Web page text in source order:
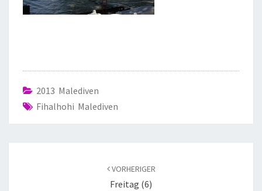
2013 Malediven
Fihalhohi Malediven
VORHERIGER
Freitag (6)